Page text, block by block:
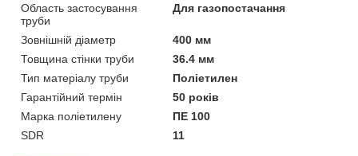
Область застосування
труби
Для газопостачання
Зовнішній діаметр
400 мм
Товщина стінки труби
36.4 мм
Тип матеріалу труби
Поліетилен
Гарантійний термін
50 років
Марка поліетилену
ПЕ 100
SDR
11